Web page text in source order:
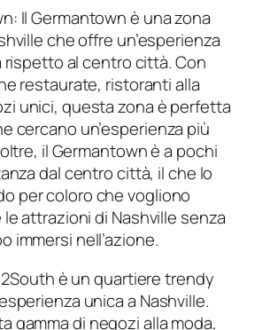
Il Germantown è una zona
che offre un’esperienza
rispetto al centro città. Con
restaurate, ristoranti alla
unici, questa zona è perfetta
cercano un’esperienza più
il Germantown è a pochi
dal centro città, il che lo
per coloro che vogliono
attrazioni di Nashville senza
immersi nell’azione.
è un quartiere trendy
unica a Nashville.
gamma di negozi alla moda,